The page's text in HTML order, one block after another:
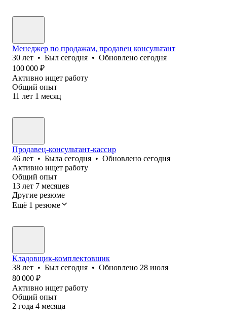
Менеджер по продажам, продавец консультант
30 лет • Был сегодня • Обновлено сегодня
100 000 ₽
Активно ищет работу
Общий опыт
11 лет 1 месяц
Продавец-консультант-кассир
46 лет • Была сегодня • Обновлено сегодня
Активно ищет работу
Общий опыт
13 лет 7 месяцев
Другие резюме
Ещё 1 резюме
Кладовщик-комплектовщик
38 лет • Был сегодня • Обновлено 28 июля
80 000 ₽
Активно ищет работу
Общий опыт
2 года 4 месяца